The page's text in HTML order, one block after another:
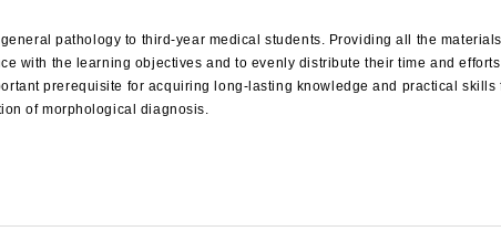
pathology to third-year medical students. Providing all the
with the learning objectives and to evenly distribute their time and
prerequisite for acquiring long-lasting knowledge and practical
of morphological diagnosis.